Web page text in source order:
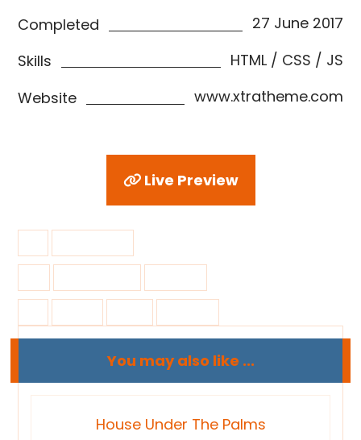
Completed
27 June 2017
Skills
HTML / CSS / JS
Website
www.xtratheme.com
Live Preview
You may also like ...
House Under The Palms